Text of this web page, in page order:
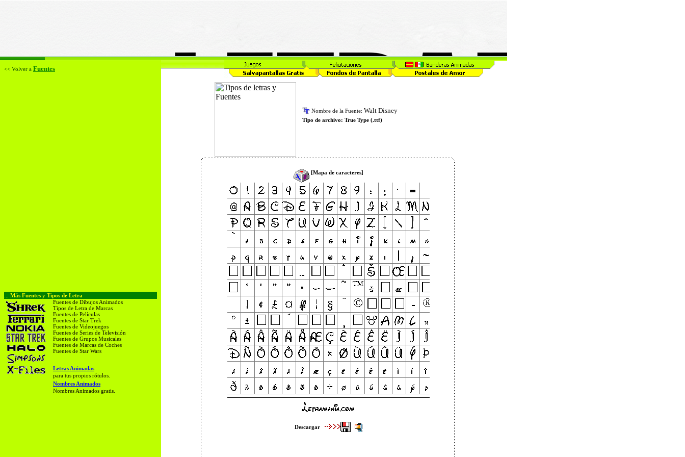
<< Volver a Fuentes
Más Fuentes y Tipos de Letra
Fuentes de Dibujos Animados
Tipos de Letra de Marcas
Fuentes de Películas
Fuentes de Star Trek
Fuentes de Videojuegos
Fuentes de Series de Televisión
Fuentes de Grupos Musicales
Fuentes de Marcas de Coches
Fuentes de Star Wars
Letras Animadas
para tus propios rótulos.
Nombres Animados
Nombres Animados gratis.
Nombre de la Fuente: Walt Disney
Tipo de archivo: True Type (.ttf)
[Mapa de caracteres]
Descargar